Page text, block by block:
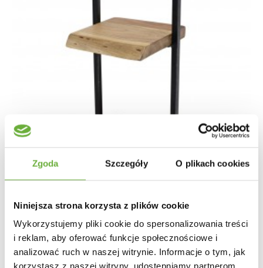
Zgoda Szczegóły O plikach cookies
Niniejsza strona korzysta z plików cookie
Wykorzystujemy pliki cookie do spersonalizowania treści
i reklam, aby oferować funkcje społecznościowe i
analizować ruch w naszej witrynie. Informacje o tym, jak
korzystasz z naszej witryny, udostępniamy partnerom
PÓŁKA ŚCIENNA PLAATE 30X25 CM AKACJA